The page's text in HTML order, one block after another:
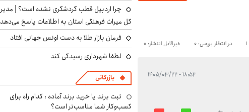
در انتظار بررسی: 0 غیرقابل انتشار: 0
۱۸:۵۲ - ۱۴۰۵/۰۳/۲۲
چرا اردبیل قطب گردشگری نشده است؟ | مدیر
کل میراث فرهنگی استان به اطلاعات پاسخ می‌دهد
فرمان بازار طلا به دست اونس جهانی افتاد
لطفا شهرداری رسیدگی کند
بازرگانی
ثبت برند یا خرید برند آماده : کدام راه برای
کسب‌وکار شما مناسب‌تر است؟